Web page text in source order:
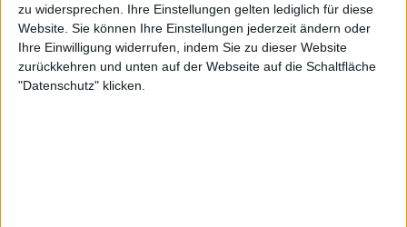
zu widersprechen. Ihre Einstellungen gelten lediglich für diese
Website. Sie können Ihre Einstellungen jederzeit ändern oder
Ihre Einwilligung widerrufen, indem Sie zu dieser Website
zurückkehren und unten auf der Webseite auf die Schaltfläche
"Datenschutz" klicken.
Newsletter abonnieren